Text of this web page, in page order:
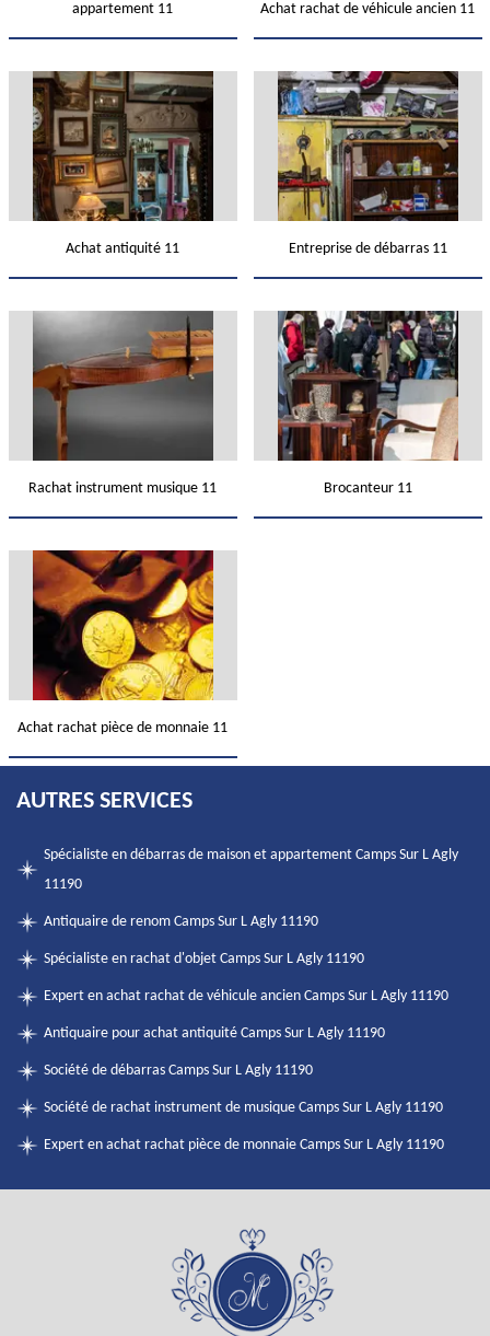
appartement 11
Achat rachat de véhicule ancien 11
Achat antiquité 11 Entreprise de débarras 11
Rachat instrument musique 11 Brocanteur 11
Achat rachat pièce de monnaie 11
AUTRES SERVICES
Spécialiste en débarras de maison et appartement Camps Sur L Agly
11190
Antiquaire de renom Camps Sur L Agly 11190
Spécialiste en rachat d'objet Camps Sur L Agly 11190
Expert en achat rachat de véhicule ancien Camps Sur L Agly 11190
Antiquaire pour achat antiquité Camps Sur L Agly 11190
Société de débarras Camps Sur L Agly 11190
Société de rachat instrument de musique Camps Sur L Agly 11190
Expert en achat rachat pièce de monnaie Camps Sur L Agly 11190